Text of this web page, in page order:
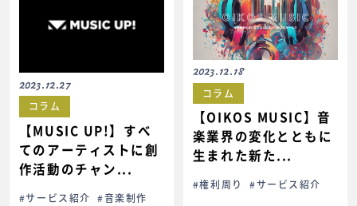
2023.12.27
コラム
【MUSIC UP!】すべ
てのアーティストに創
作活動のチャン...
#サービス紹介 #音楽制作
2023.12.18
コラム
【OIKOS MUSIC】音
楽業界の変化とともに
生まれた新た...
#権利周り #サービス紹介